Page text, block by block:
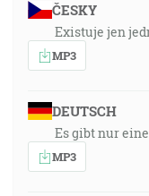
ČESKY
Existuje jen
MP3
DEUTSCH
Es gibt nur
MP3